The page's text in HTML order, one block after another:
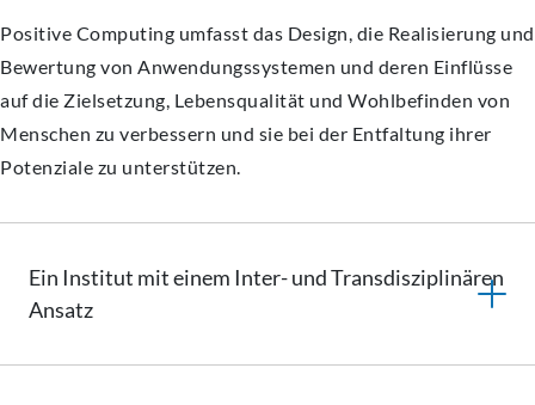
Positive Computing umfasst das Design, die Realisierung und
Bewertung von Anwendungssystemen und deren Einflüsse
auf die Zielsetzung, Lebensqualität und Wohlbefinden von
Menschen zu verbessern und sie bei der Entfaltung ihrer
Potenziale zu unterstützen.
Ein Institut mit einem Inter- undTransdisziplinären
Ansatz